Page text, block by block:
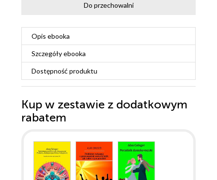
Do przechowalni
Opis ebooka
Szczegółyebooka
Dostępność produktu
Kup w zestawie z dodatkowym
rabatem